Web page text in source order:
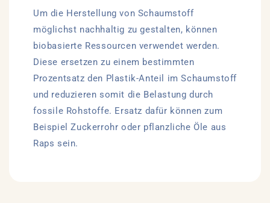
Um die Herstellung von Schaumstoff
möglichst nachhaltig zu gestalten, können
biobasierte Ressourcen verwendet werden.
Diese ersetzen zu einem bestimmten
Prozentsatz den Plastik-Anteil im Schaumstoff
und reduzieren somit die Belastung durch
fossile Rohstoffe. Ersatz dafür können zum
Beispiel Zuckerrohr oder pflanzliche Öle aus
Raps sein.